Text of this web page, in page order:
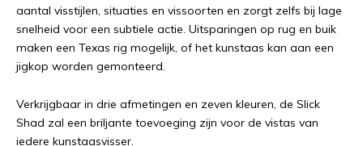
aantal visstijlen, situaties en vissoorten en zorgt zelfs bij lage
snelheid voor een subtiele actie. Uitsparingen op rug en buik
maken een Texas rig mogelijk, of het kunstaas kan aan een
jigkop worden gemonteerd.
Verkrijgbaar in drie afmetingen en zeven kleuren, de Slick
Shad zal een briljante toevoeging zijn voor de vistas van
iedere kunstaasvisser.